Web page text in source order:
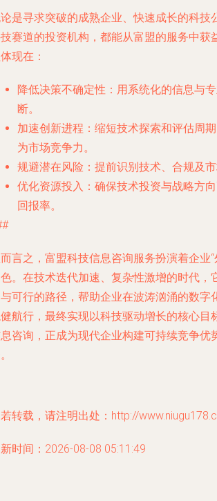
是寻求突破的成熟企业、快速成长的科技
赛道的投资机构，都能从富盟的服务中获
现在：
降低决策不确定性 ：用系统化的信息与
断。
加速创新进程 ：缩短技术探索和评估周
为市场竞争力。
规避潜在风险 ：提前识别技术、合规及市
优化资源投入 ：确保技术投资与战略方
回报率。
言之，富盟科技信息咨询服务扮演着企业
。在技术迭代加速、复杂性激增的时代，
可行的路径，帮助企业在波涛汹涌的数字
航行，最终实现以科技驱动增长的核心目
咨询，正成为现代企业构建可持续竞争优
转载，请注明出处：http://
时间：2026-08-08 05:11:49